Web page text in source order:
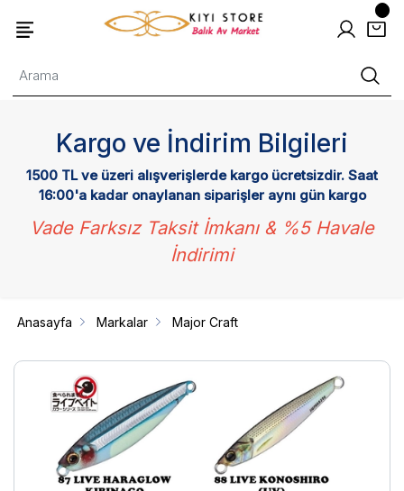
Kargo ve İndirim Bilgileri
1500 TL ve üzeri alışverişlerde kargo ücretsizdir. Saat
16:00'a kadar onaylanan siparişler aynı gün kargo
Vade Farksız Taksit İmkanı & %5 Havale
İndirimi
Anasayfa Markalar Major Craft